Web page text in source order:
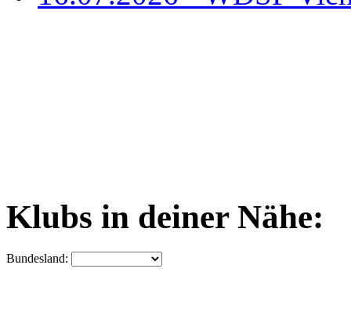
Klubs in deiner Nähe:
Bundesland: